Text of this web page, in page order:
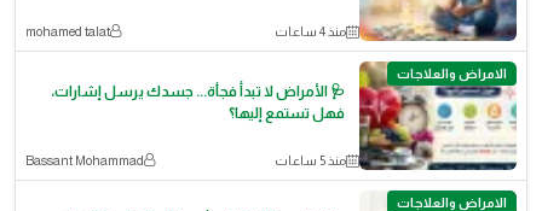
منذ 4 ساعات mohamed talat
الامراض والعلاجات
🩺 الأمراض لا تبدأ فجأة... جسدك يرسل إشارات،
فهل تستمع إليها؟
منذ 5 ساعات Bassant Mohammad
الامراض والعلاجات